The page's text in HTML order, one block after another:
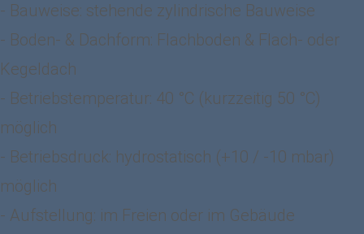
- Bauweise: stehende zylindrische Bauweise
- Boden- & Dachform: Flachboden & Flach- oder
Kegeldach
- Betriebstemperatur: 40 °C (kurzzeitig 50 °C)
möglich
- Betriebsdruck: hydrostatisch (+10 / -10 mbar)
möglich
- Aufstellung: im Freien oder im Gebäude